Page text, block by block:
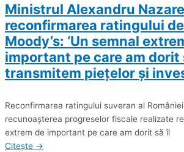
Ministrul Alexandru
reconfirmarea ratingului
Moody’s: ‘Un semnal
important pe care am dorit
transmitem pieţelor şi
Reconfirmarea ratingului suveran al
recunoaşterea progreselor fiscale realizate
extrem de important pe care am dorit să îl
Citește →